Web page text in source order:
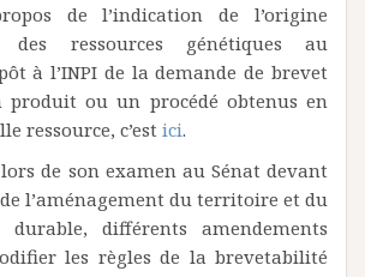
de l’indication de l’origine
des ressources génétiques au
à l’INPI de la demande de brevet
ou un procédé obtenus en
ressource, c’est ici.
de son examen au Sénat devant
l’aménagement du territoire et du
durable, différents amendements
les règles de la brevetabilité